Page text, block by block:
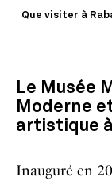
Que visiter à
Le Musée
Moderne
artistique
Inauguré en